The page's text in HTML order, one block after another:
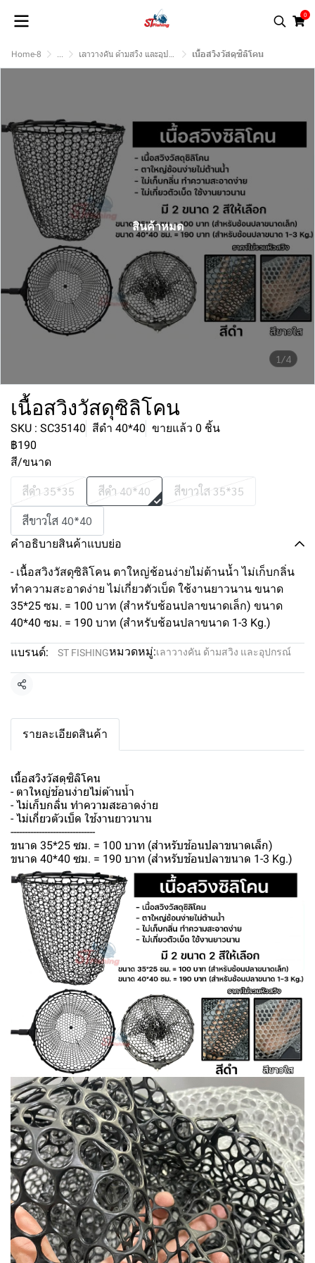
0
Home-8 ... เลาวางคัน ด้ามสวิง และอุปกรณ์ เนื้อสวิงวัสดุซิลิโคน
1/4
สินค้าหมด
เนื้อสวิงวัสดุซิลิโคน
SKU : SC35140 สีดำ 40*40 ขายแล้ว 0 ชิ้น
฿190
สี/ขนาด
สีดำ 35*35 สีดำ 40*40
สีขาวใส 35*35
สีขาวใส 40*40
คำอธิบายสินค้าแบบย่อ
- เนื้อสวิงวัสดุซิลิโคน ตาใหญ่ช้อนง่ายไม่ต้านน้ำ ไม่เก็บกลิ่น
ทำความสะอาดง่าย ไม่เกี่ยวตัวเบ็ด ใช้งานยาวนาน ขนาด
35*25 ซม. = 100 บาท (สำหรับช้อนปลาขนาดเล็ก) ขนาด
40*40 ซม. = 190 บาท (สำหรับช้อนปลาขนาด 1-3 Kg.)
แบรนด์: ST FISHINGหมวดหมู่:เลาวางคัน ด้ามสวิง และอุปกรณ์
แชร์
รายละเอียดสินค้า
เนื้อสวิงวัสดุซิลิโคน
- ตาใหญ่ช้อนง่ายไม่ต้านน้ำ
- ไม่เก็บกลิ่น ทำความสะอาดง่าย
- ไม่เกี่ยวตัวเบ็ด ใช้งานยาวนาน
------------------------------
ขนาด 35*25 ซม. = 100 บาท (สำหรับช้อนปลาขนาดเล็ก)
ขนาด 40*40 ซม. = 190 บาท (สำหรับช้อนปลาขนาด 1-3 Kg.)